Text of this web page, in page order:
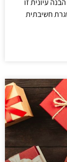
עיונית זו
חשיבתית